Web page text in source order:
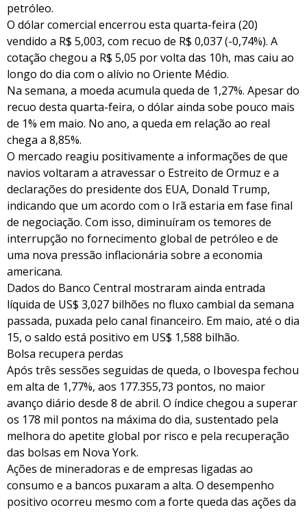
petróleo.
O dólar comercial encerrou esta quarta-feira (20)
vendido a R$ 5,003, com recuo de R$ 0,037 (-0,74%). A
cotação chegou a R$ 5,05 por volta das 10h, mas caiu ao
longo do dia com o alívio no Oriente Médio.
Na semana, a moeda acumula queda de 1,27%. Apesar do
recuo desta quarta-feira, o dólar ainda sobe pouco mais
de 1% em maio. No ano, a queda em relação ao real
chega a 8,85%.
O mercado reagiu positivamente a informações de que
navios voltaram a atravessar o Estreito de Ormuz e a
declarações do presidente dos EUA, Donald Trump,
indicando que um acordo com o Irã estaria em fase final
de negociação. Com isso, diminuíram os temores de
interrupção no fornecimento global de petróleo e de
uma nova pressão inflacionária sobre a economia
americana.
Dados do Banco Central mostraram ainda entrada
líquida de US$ 3,027 bilhões no fluxo cambial da semana
passada, puxada pelo canal financeiro. Em maio, até o dia
15, o saldo está positivo em US$ 1,588 bilhão.
Bolsa recupera perdas
Após três sessões seguidas de queda, o Ibovespa fechou
em alta de 1,77%, aos 177.355,73 pontos, no maior
avanço diário desde 8 de abril. O índice chegou a superar
os 178 mil pontos na máxima do dia, sustentado pela
melhora do apetite global por risco e pela recuperação
das bolsas em Nova York.
Ações de mineradoras e de empresas ligadas ao
consumo e a bancos puxaram a alta. O desempenho
positivo ocorreu mesmo com a forte queda das ações da